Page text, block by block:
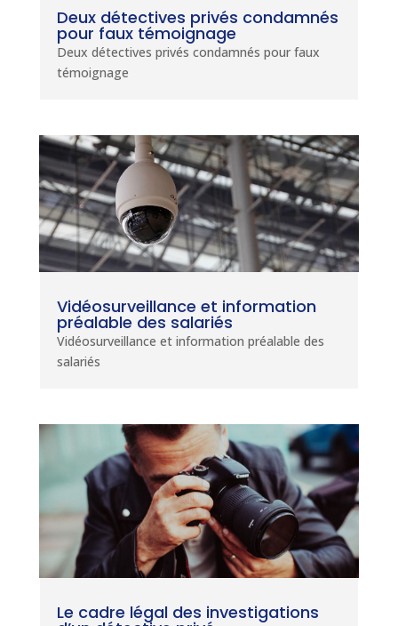
Deux détectives privés condamnés
pour faux témoignage
Deux détectives privés condamnés pour faux
témoignage
Vidéosurveillance et information
préalable des salariés
Vidéosurveillance et information préalable des
salariés
Le cadre légal des investigations